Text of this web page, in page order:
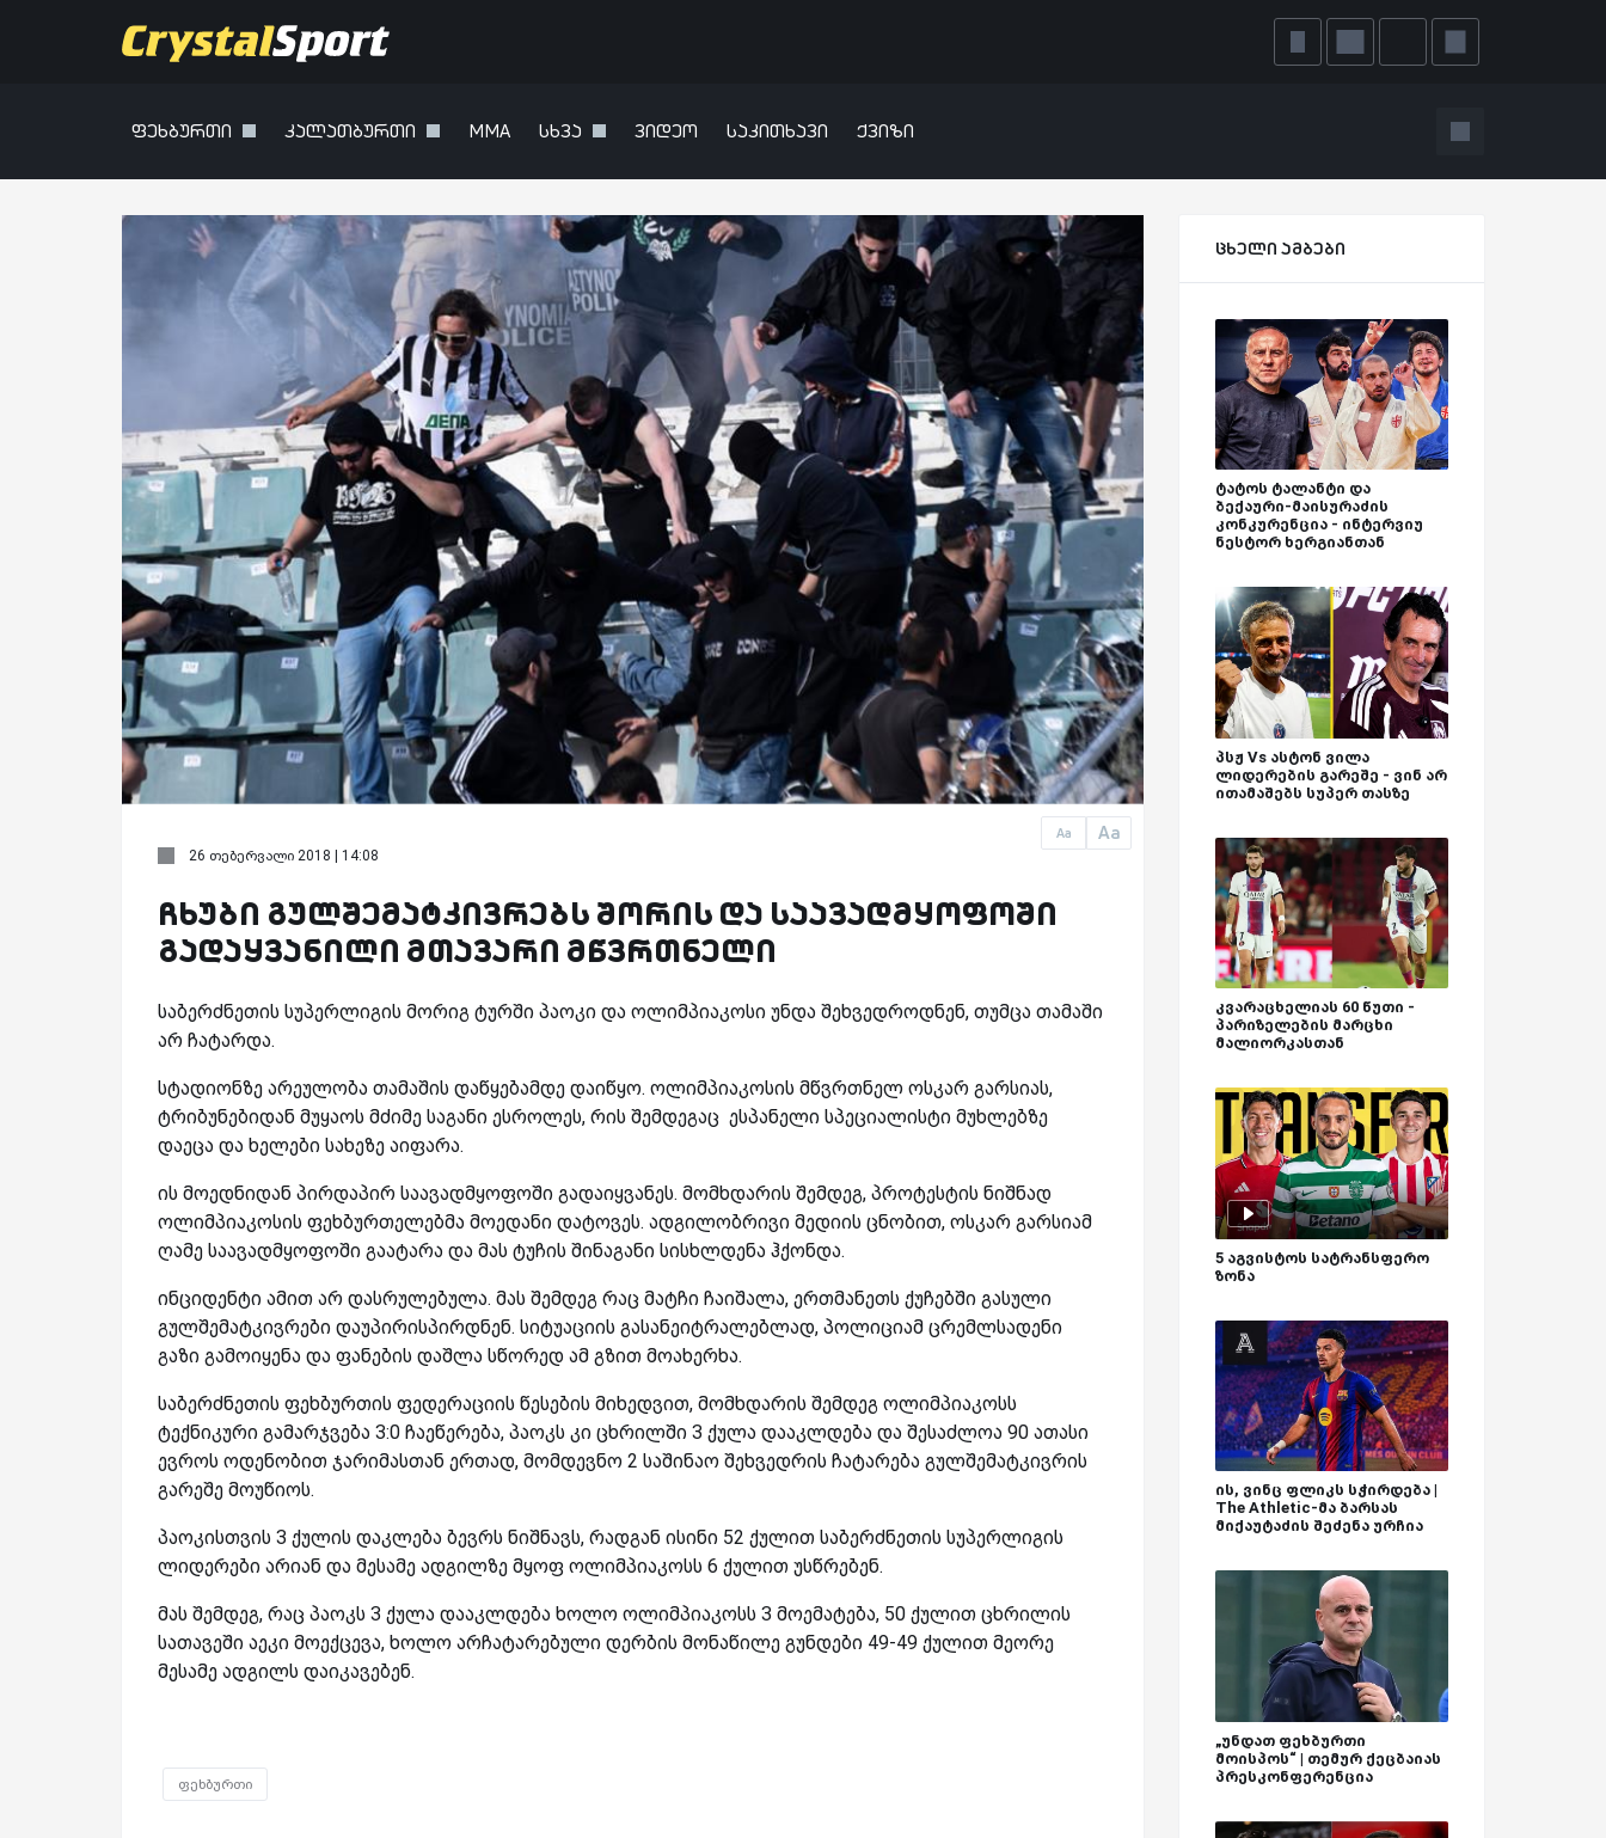
ფეხბურთი კალათბურთი MMA სხვა ვიდეო საკითხავი ქვიზი
Aa Aa
26 თებერვალი 2018 | 14:08
ჩხუბი გულშემატკივრებს შორის და საავადმყოფოში
გადაყვანილი მთავარი მწვრთნელი
საბერძნეთის სუპერლიგის მორიგ ტურში პაოკი და ოლიმპიაკოსი უნდა შეხვედროდნენ, თუმცა თამაში
არ ჩატარდა.
სტადიონზე არეულობა თამაშის დაწყებამდე დაიწყო. ოლიმპიაკოსის მწვრთნელ ოსკარ გარსიას,
ტრიბუნებიდან მუყაოს მძიმე საგანი ესროლეს, რის შემდეგაც ესპანელი სპეციალისტი მუხლებზე
დაეცა და ხელები სახეზე აიფარა.
ის მოედნიდან პირდაპირ საავადმყოფოში გადაიყვანეს. მომხდარის შემდეგ, პროტესტის ნიშნად
ოლიმპიაკოსის ფეხბურთელებმა მოედანი დატოვეს. ადგილობრივი მედიის ცნობით, ოსკარ გარსიამ
ღამე საავადმყოფოში გაატარა და მას ტუჩის შინაგანი სისხლდენა ჰქონდა.
ინციდენტი ამით არ დასრულებულა. მას შემდეგ რაც მატჩი ჩაიშალა, ერთმანეთს ქუჩებში გასული
გულშემატკივრები დაუპირისპირდნენ. სიტუაციის გასანეიტრალებლად, პოლიციამ ცრემლსადენი
გაზი გამოიყენა და ფანების დაშლა სწორედ ამ გზით მოახერხა.
საბერძნეთის ფეხბურთის ფედერაციის წესების მიხედვით, მომხდარის შემდეგ ოლიმპიაკოსს
ტექნიკური გამარჯვება 3:0 ჩაეწერება, პაოკს კი ცხრილში 3 ქულა დააკლდება და შესაძლოა 90 ათასი
ევროს ოდენობით ჯარიმასთან ერთად, მომდევნო 2 საშინაო შეხვედრის ჩატარება გულშემატკივრის
გარეშე მოუწიოს.
პაოკისთვის 3 ქულის დაკლება ბევრს ნიშნავს, რადგან ისინი 52 ქულით საბერძნეთის სუპერლიგის
ლიდერები არიან და მესამე ადგილზე მყოფ ოლიმპიაკოსს 6 ქულით უსწრებენ.
მას შემდეგ, რაც პაოკს 3 ქულა დააკლდება ხოლო ოლიმპიაკოსს 3 მოემატება, 50 ქულით ცხრილის
სათავეში აეკი მოექცევა, ხოლო არჩატარებული დერბის მონაწილე გუნდები 49-49 ქულით მეორე
მესამე ადგილს დაიკავებენ.
ფეხბურთი
ცხელი ამბები
ტატოს ტალანტი და
ბექაური-მაისურაძის
კონკურენცია - ინტერვიუ
ნესტორ ხერგიანთან
პსჟ Vs ასტონ ვილა
ლიდერების გარეშე - ვინ არ
ითამაშებს სუპერ თასზე
კვარაცხელიას 60 წუთი -
პარიზელების მარცხი
მალიორკასთან
5 აგვისტოს სატრანსფერო
ზონა
ის, ვინც ფლიკს სჭირდება |
The Athletic-მა ბარსას
მიქაუტაძის შეძენა ურჩია
„უნდათ ფეხბურთი
მოისპოს“ | თემურ ქეცბაიას
პრესკონფერენცია